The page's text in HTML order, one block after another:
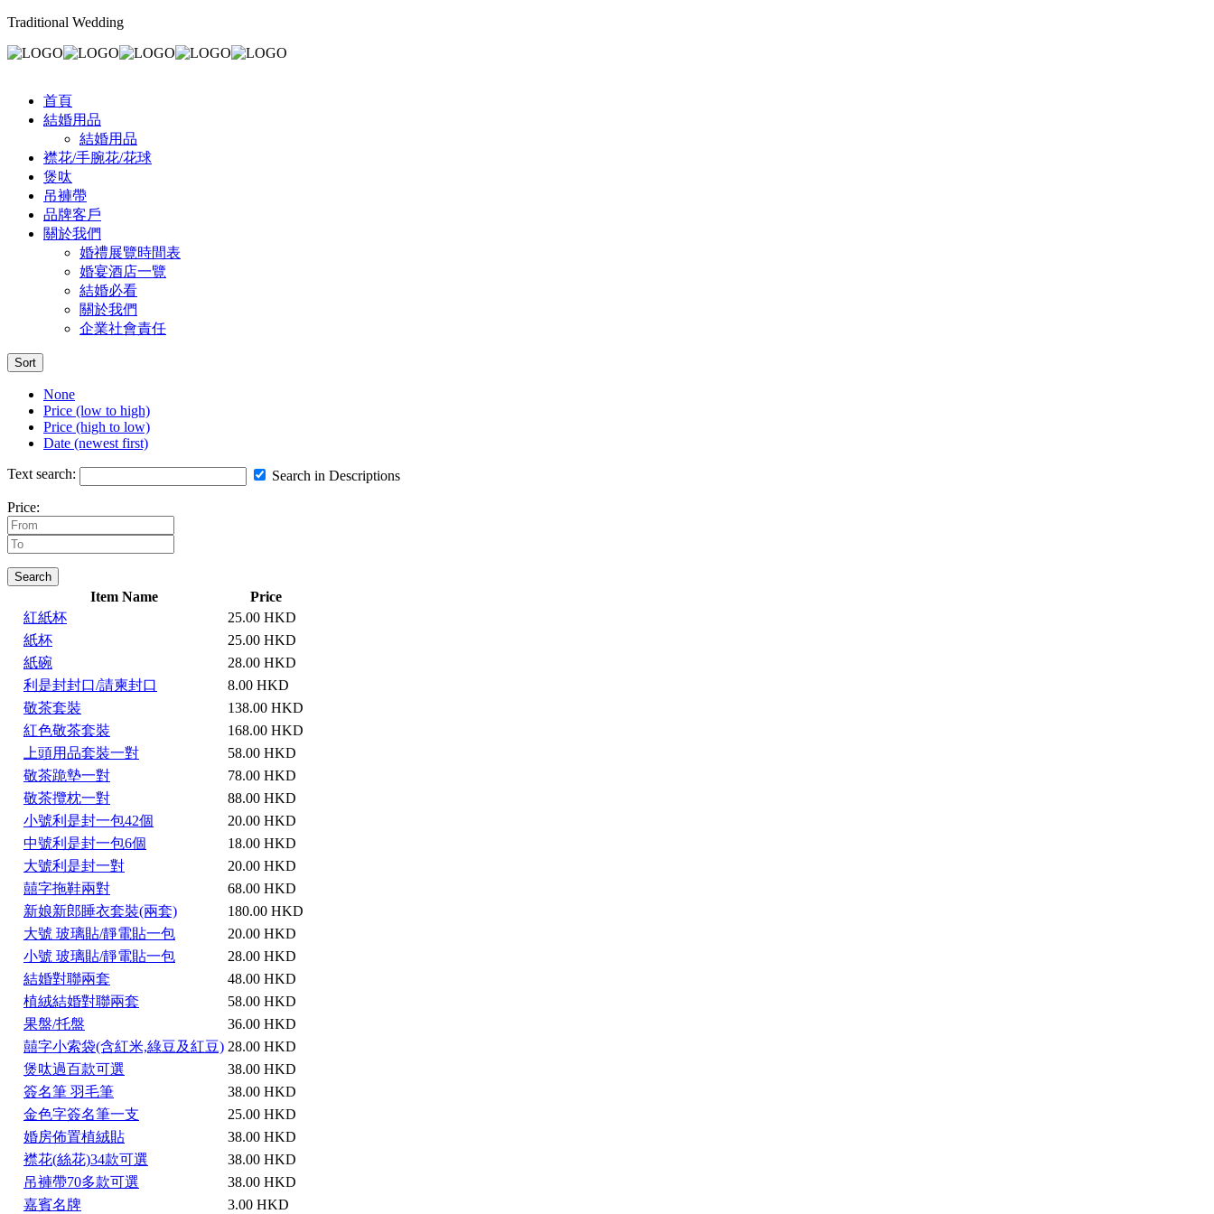
Traditional Wedding
首頁
結婚用品
結婚用品
襟花/手腕花/花球
煲呔
吊褲帶
品牌客戶
關於我們
婚禮展覽時間表
婚宴酒店一覽
結婚必看
關於我們
企業社會責任
Sort
None
Price (low to high)
Price (high to low)
Date (newest first)
Text search:
Search in Descriptions
Price:
Search
Item Name
Price
紅紙杯
25.00 HKD
紙杯
25.00 HKD
紙碗
28.00 HKD
利是封封口/請柬封口
8.00 HKD
敬茶套裝
138.00 HKD
紅色敬茶套裝
168.00 HKD
上頭用品套裝一對
58.00 HKD
敬茶跪墊一對
78.00 HKD
敬茶攬枕一對
88.00 HKD
小號利是封一包42個
20.00 HKD
中號利是封一包6個
18.00 HKD
大號利是封一對
20.00 HKD
囍字拖鞋兩對
68.00 HKD
新娘新郎睡衣套裝(兩套)
180.00 HKD
大號 玻璃貼/靜電貼一包
20.00 HKD
小號 玻璃貼/靜電貼一包
28.00 HKD
結婚對聯兩套
48.00 HKD
植絨結婚對聯兩套
58.00 HKD
果盤/托盤
36.00 HKD
囍字小索袋(含紅米,綠豆及紅豆) 28.00 HKD
煲呔過百款可選
38.00 HKD
簽名筆 羽毛筆
38.00 HKD
金色字簽名筆一支
25.00 HKD
婚房佈置植絨貼
38.00 HKD
襟花(絲花)34款可選
38.00 HKD
吊褲帶70多款可選
38.00 HKD
嘉賓名牌
3.00 HKD